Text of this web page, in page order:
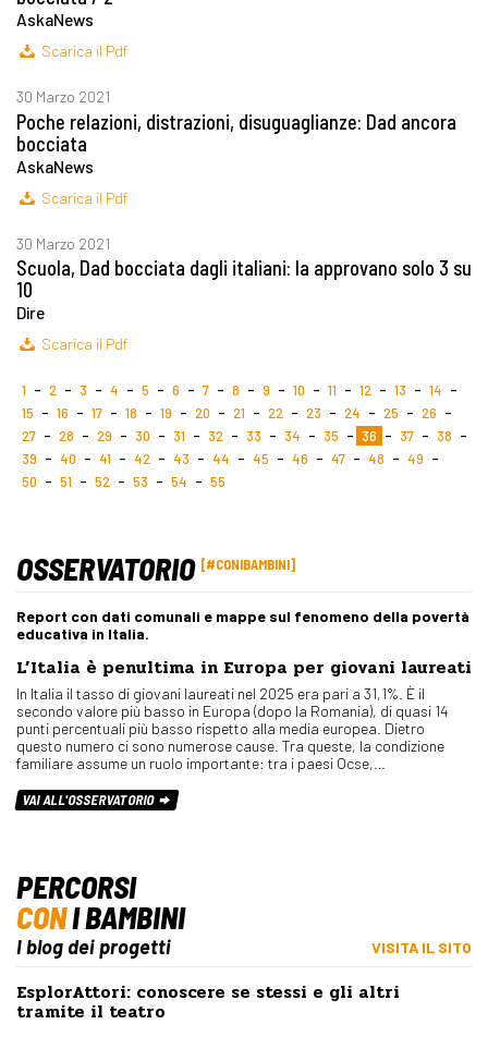
AskaNews
Scarica il Pdf
30 Marzo 2021
Poche relazioni, distrazioni, disuguaglianze: Dad ancora
bocciata
AskaNews
Scarica il Pdf
30 Marzo 2021
Scuola, Dad bocciata dagli italiani: la approvano solo 3 su
10
Dire
Scarica il Pdf
1 2 3 4 5 6 7 8 9 10 11 12 13
14
15
16 17 18 19 20 21 22 23 24 25
26
27
28 29 30 31 32 33 34 35 36 37
38
39
40 41 42 43 44 45 46 47 48
49
50
51 52 53 54 55
OSSERVATORIO #CONIBAMBINI
Report con dati comunali e mappe sul fenomeno della povertà
educativa in Italia.
L’Italia è penultima in Europa per giovani laureati
In Italia il tasso di giovani laureati nel 2025 era pari a 31,1%. È il
secondo valore più basso in Europa (dopo la Romania), di quasi 14
punti percentuali più basso rispetto alla media europea. Dietro
questo numero ci sono numerose cause. Tra queste, la condizione
familiare assume un ruolo importante: tra i paesi Ocse,…
VAI ALL'OSSERVATORIO
PERCORSI
CONI BAMBINI
I blog dei progetti VISITA IL SITO
EsplorAttori: conoscere se stessi e gli altri
tramite il teatro